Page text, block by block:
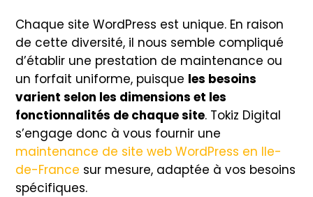
Chaque site WordPress est unique. En raison
de cette diversité, il nous semble compliqué
d’établir une prestation de maintenance ou
un forfait uniforme, puisque les besoins
varient selon les dimensions et les
fonctionnalités de chaque site. Tokiz Digital
s’engage donc à vous fournir une
maintenance de site web WordPress en Ile-
de-France sur mesure, adaptée à vos besoins
spécifiques.